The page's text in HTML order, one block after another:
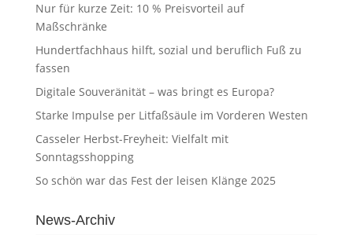
Nur für kurze Zeit: 10 % Preisvorteil auf
Maßschränke
Hundertfachhaus hilft, sozial und beruflich Fuß zu
fassen
Digitale Souveränität – was bringt es Europa?
Starke Impulse per Litfaßsäule im Vorderen Westen
Casseler Herbst-Freyheit: Vielfalt mit
Sonntagsshopping
So schön war das Fest der leisen Klänge 2025
News-Archiv